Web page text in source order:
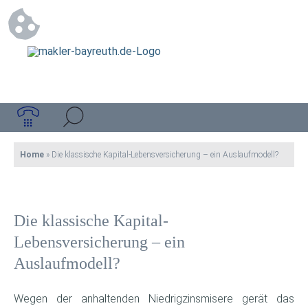
Home » Die klassische Kapital-Lebensversicherung – ein Auslaufmodell?
Die klassische Kapital-
Lebensversicherung – ein
Auslaufmodell?
Wegen der anhaltenden Niedrigzinsmisere gerät das